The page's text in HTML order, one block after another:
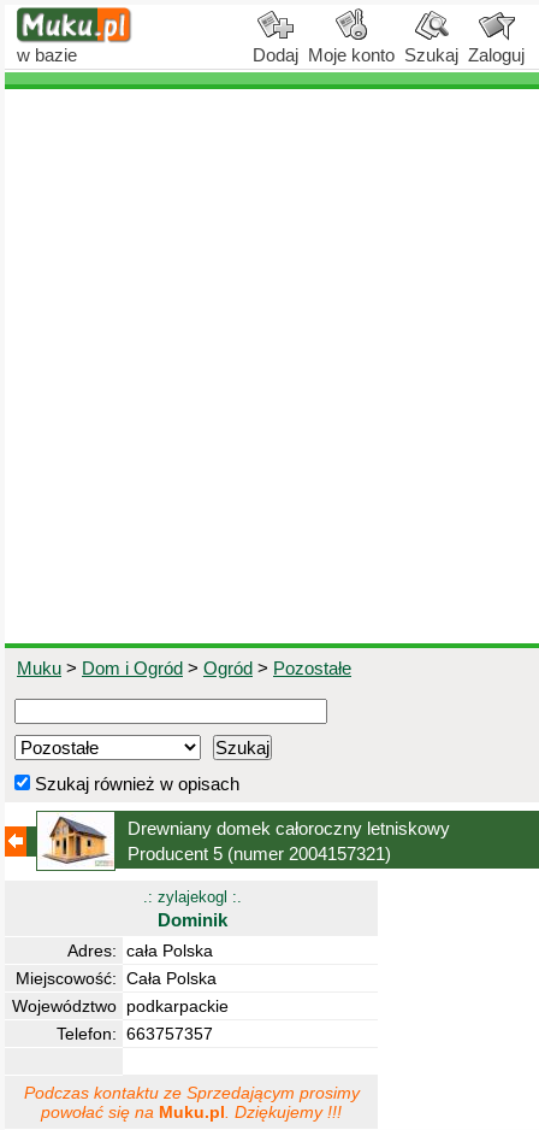
w bazie Dodaj Moje konto Szukaj Zaloguj
Muku > Dom i Ogród > Ogród > Pozostałe
Szukaj również w opisach
Drewniany domek całoroczny letniskowy
Producent 5 (numer 2004157321)
.: zylajekogl :.
Dominik
Adres: cała Polska
Miejscowość: Cała Polska
Województwo podkarpackie
Telefon: 663757357
Podczas kontaktu ze Sprzedającym prosimy
powołać się na Muku.pl . Dziękujemy !!!